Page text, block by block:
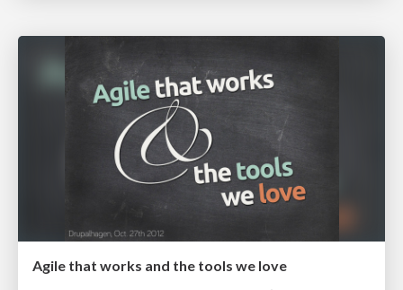
Agile that works and the tools we love